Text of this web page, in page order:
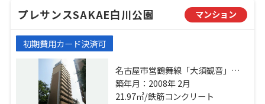
プレサンスSAKAE白川公園 マンション
初期費用カード決済可
名古屋市営鶴舞線「大須観音」
駅 徒歩4分 名古屋市営東山線「伏
見」駅 徒歩10分 名古屋市営名城線
築年月：2008年 2月
21.97㎡/鉄筋コンクリート